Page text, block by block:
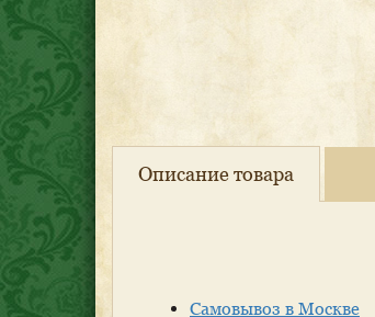
Описание товара
Самовывоз в Москве